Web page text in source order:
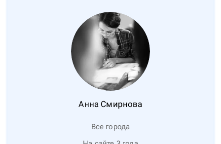
Анна Смирнова
Все города